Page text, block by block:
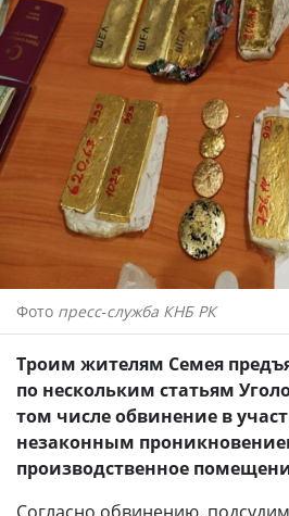
Фото пресс-служба КНБ РК
Троим жителям Семея
по нескольким статьям
том числе обвинение в
незаконным
производственное